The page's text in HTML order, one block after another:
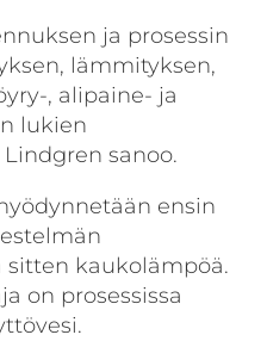
ja prosessin
lämmityksen,
, alipaine- ja
lukien
sanoo.
ensin
sitten kaukolämpöä.
on prosessissa